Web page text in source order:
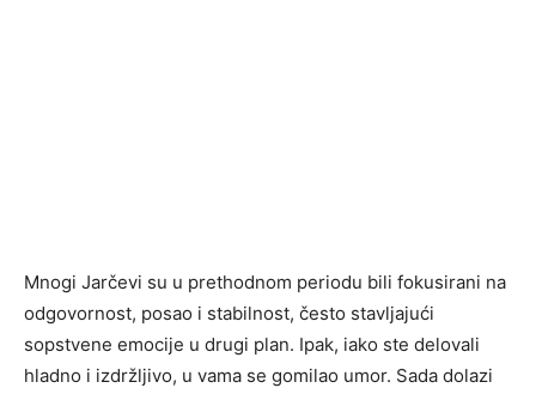
Mnogi Jarčevi su u prethodnom periodu bili fokusirani na
odgovornost, posao i stabilnost, često stavljajući
sopstvene emocije u drugi plan. Ipak, iako ste delovali
hladno i izdržljivo, u vama se gomilao umor. Sada dolazi